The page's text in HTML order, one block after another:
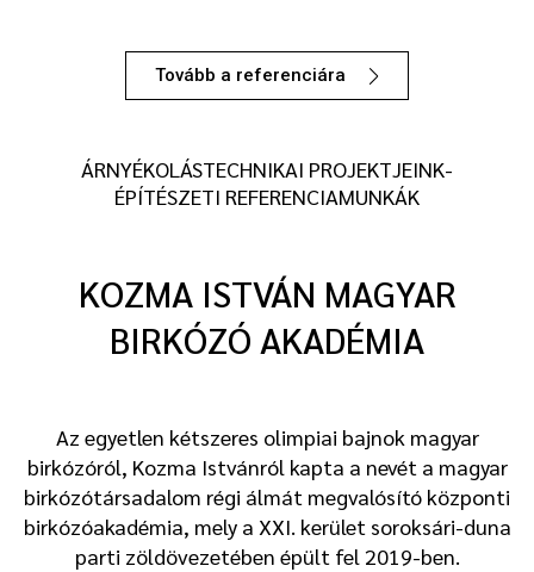
Tovább a referenciára
ÁRNYÉKOLÁSTECHNIKAI PROJEKTJEINK-
ÉPÍTÉSZETI REFERENCIAMUNKÁK
KOZMA ISTVÁN MAGYAR
BIRKÓZÓ AKADÉMIA
Az egyetlen kétszeres olimpiai bajnok magyar
birkózóról, Kozma Istvánról kapta a nevét a magyar
birkózótársadalom régi álmát megvalósító központi
birkózóakadémia, mely a XXI. kerület soroksári-duna
parti zöldövezetében épült fel 2019-ben.